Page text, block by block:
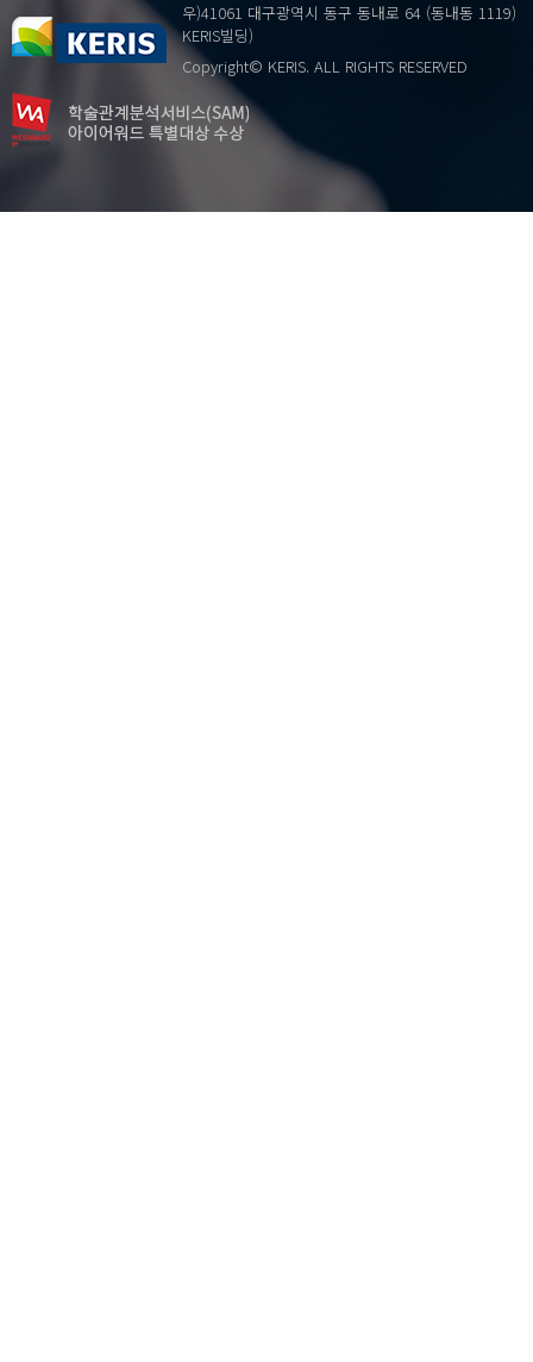
우)41061 대구광역시 동구 동내로 64 (동내동 1119)
KERIS빌딩)
Copyright© KERIS. ALL RIGHTS RESERVED